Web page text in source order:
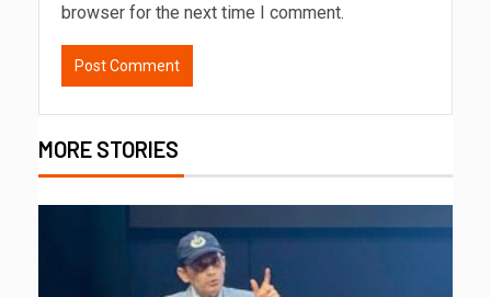
browser for the next time I comment.
MORE STORIES